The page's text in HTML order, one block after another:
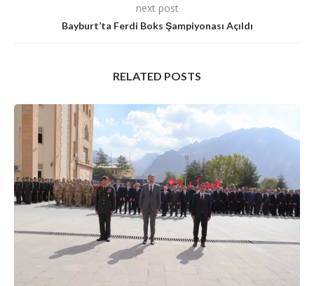
next post
Bayburt’ta Ferdi Boks Şampiyonası Açıldı
RELATED POSTS